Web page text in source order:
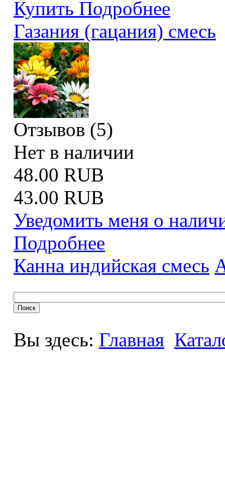
Купить Подробнее
Газания (гацания) смесь
Отзывов (5)
Нет в наличии
48.00 RUB
43.00 RUB
Уведомить меня о
Подробнее
Канна индийская смесь
Вы здесь: Главная